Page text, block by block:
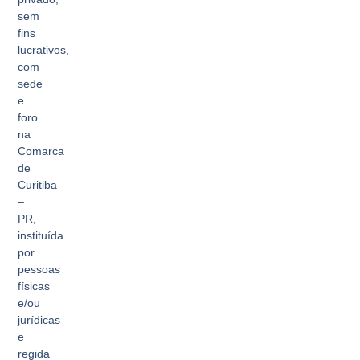
sem
fins
lucrativos,
com
sede
e
foro
na
Comarca
de
Curitiba
–
PR,
instituída
por
pessoas
físicas
e/ou
jurídicas
e
regida